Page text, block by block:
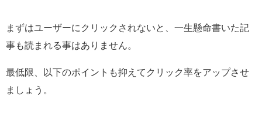
まずはユーザーにクリックされないと、一生懸命書いた記
事も読まれる事はありません。
最低限、以下のポイントも抑えてクリック率をアップさせ
ましょう。